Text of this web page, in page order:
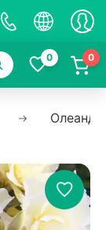
0 0
Олеандр